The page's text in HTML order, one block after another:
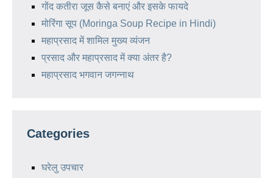
गोंद कतीरा जूस कैसे बनाएं और इसके फायदे
मोरिंगा सूप (Moringa Soup Recipe in Hindi)
महाप्रसाद में शामिल मुख्य व्यंजन
प्रसाद और महाप्रसाद में क्या अंतर है?
महाप्रसाद भगवान जगन्नाथ
Categories
घरेलु उपचार